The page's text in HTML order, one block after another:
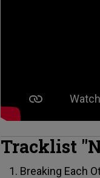
Tracklist
Breaking Each